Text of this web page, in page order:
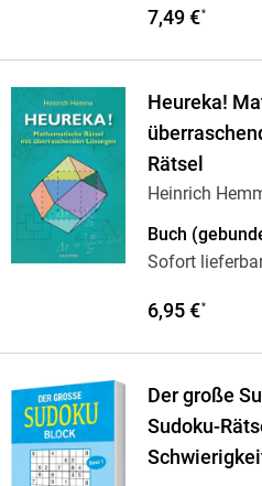
7,49 €*
Heureka!
Rätsel
Heinrich
Buch
Sofort
6,95 €*
Der große
Sudoku-